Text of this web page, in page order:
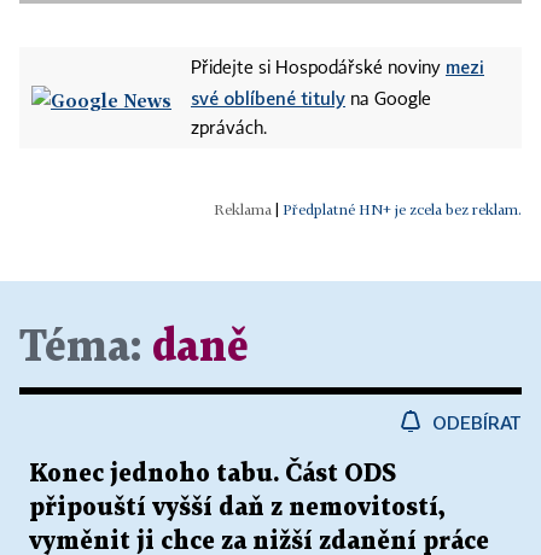
Přidejte si Hospodářské noviny mezi
své oblíbené tituly na Google
zprávách.
| Předplatné HN+ je zcela bez reklam.
Téma: daně
ODEBÍRAT
Konec jednoho tabu. Část ODS
připouští vyšší daň z nemovitostí,
vyměnit ji chce za nižší zdanění práce